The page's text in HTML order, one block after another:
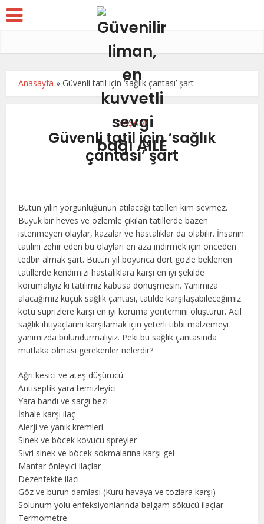
Anasayfa »Güvenli tatil için ‘sağlık çantası’ şart
YAŞAM
Güvenli tatil için ‘sağlık
çantası’ şart
Bütün yılın yorgunluğunun atılacağı tatilleri kim sevmez.
Büyük bir heves ve özlemle çıkılan tatillerde bazen
istenmeyen olaylar, kazalar ve hastalıklar da olabilir. İnsanın
tatilini zehir eden bu olayları en aza indirmek için önceden
tedbir almak şart. Bütün yıl boyunca dört gözle beklenen
tatillerde kendimizi hastalıklara karşı en iyi şekilde
korumalıyız ki tatilimiz kabusa dönüşmesin. Yanımıza
alacağımız küçük sağlık çantası, tatilde karşılaşabileceğimiz
kötü süprizlere karşı en iyi koruma yöntemini oluşturur. Acil
sağlık ihtiyaçlarını karşılamak için yeterli tıbbi malzemeyi
yanımızda bulundurmalıyız. Peki bu sağlık çantasında
mutlaka olması gerekenler nelerdir?
Ağrı kesici ve ateş düşürücü
Antiseptik yara temizleyici
Yara bandı ve sargı bezi
İshale karşı ılaç
Alerji ve yanık kremleri
Sinek ve böcek kovucu spreyler
Sivri sinek ve böcek sokmalarına karşı gel
Mantar önleyici ilaçlar
Dezenfekte ilacı
Göz ve burun damlası (Kuru havaya ve tozlara karşı)
Solunum yolu enfeksiyonlarında balgam sökücü ilaçlar
Termometre